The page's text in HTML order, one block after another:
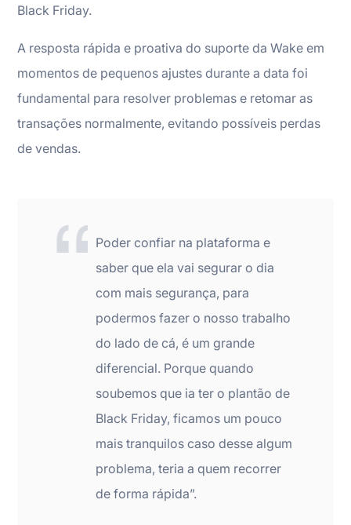
Black Friday.
A resposta rápida e proativa do suporte da Wake em
momentos de pequenos ajustes durante a data foi
fundamental para resolver problemas e retomar as
transações normalmente, evitando possíveis perdas
de vendas.
Poder confiar na plataforma e
saber que ela vai segurar o dia
com mais segurança, para
podermos fazer o nosso trabalho
do lado de cá, é um grande
diferencial. Porque quando
soubemos que ia ter o plantão de
Black Friday, ficamos um pouco
mais tranquilos caso desse algum
problema, teria a quem recorrer
de forma rápida”.